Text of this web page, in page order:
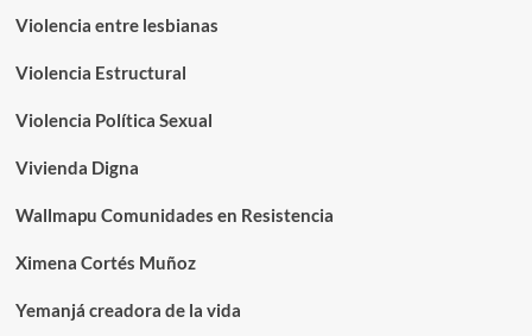
Violencia entre lesbianas
Violencia Estructural
Violencia Política Sexual
Vivienda Digna
Wallmapu Comunidades en Resistencia
Ximena Cortés Muñoz
Yemanjá creadora de la vida